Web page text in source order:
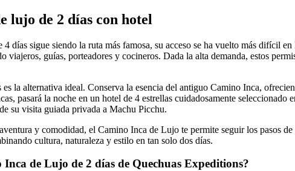
lujo de 2 días con hotel
días sigue siendo la ruta más famosa, su acceso se ha vuelto más difícil
viajeros, guías, porteadores y cocineros. Dada la alta demanda, estos
la alternativa ideal. Conserva la esencia del antiguo Camino Inca,
pasará la noche en un hotel de 4 estrellas cuidadosamente
su visita guiada privada a Machu Picchu.
y comodidad, el Camino Inca de Lujo te permite seguir los pasos
cultura, naturaleza y estilo en tan solo dos días.
de Lujo de 2 días de Quechuas Expeditions?